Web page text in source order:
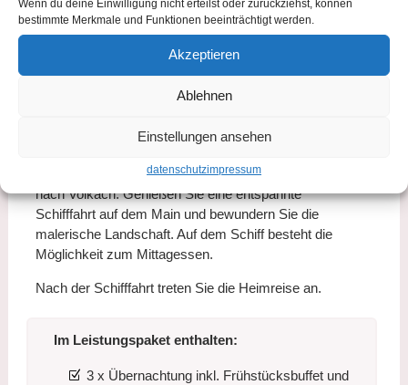
Wenn du deine Einwilligung nicht erteilst oder zurückziehst, können
bestimmte Merkmale und Funktionen beeinträchtigt werden.
Akzeptieren
Ablehnen
Einstellungen ansehen
datenschutzimpressum
Erkundungen.
Schloss Seehof auf dem Programm. Den Tag
Tag 3 | Schifffahrt und Abreise
Nach einem reichhaltigen Frühstück fahren Sie
nach Volkach. Genießen Sie eine entspannte
Schifffahrt auf dem Main und bewundern Sie die
malerische Landschaft. Auf dem Schiff besteht die
Möglichkeit zum Mittagessen.
Nach der Schifffahrt treten Sie die Heimreise an.
Im Leistungspaket enthalten:
3 x Übernachtung inkl. Frühstücksbuffet und